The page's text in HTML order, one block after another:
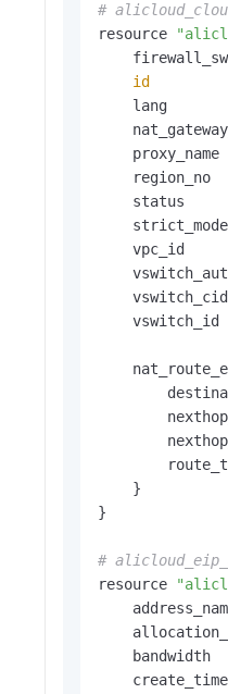
#
resource
id
lang
proxy_name
region_no
status
vpc_id
vswitch_id
    }
}
#
resource
bandwidth